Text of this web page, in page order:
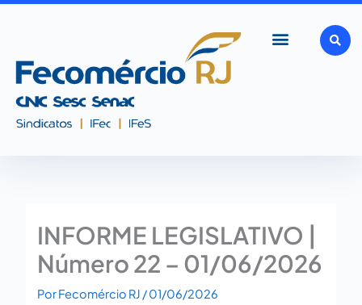
Ir
conteúdo
INFORME LEGISLATIVO |
Número 22 – 01/06/2026
PorFecomércio RJ /01/06/2026